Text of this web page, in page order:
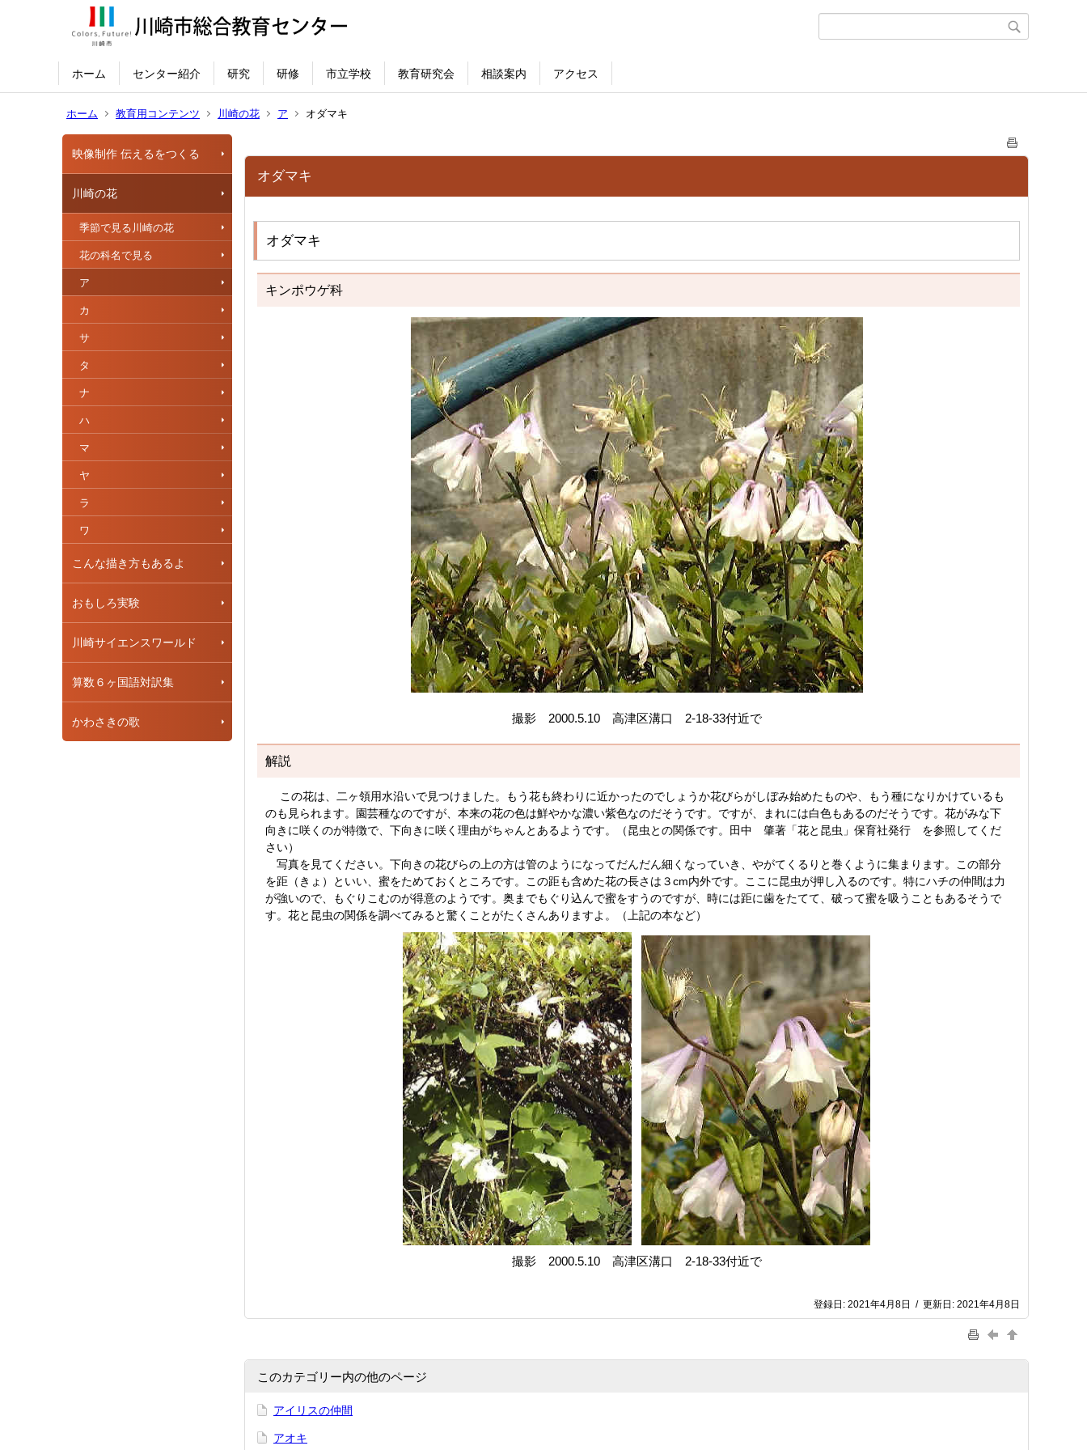
ホーム センター紹介 研究 研修 市立学校 教育研究会 相談案内 アクセス
ホーム 教育用コンテンツ 川崎の花 ア オダマキ
映像制作 伝えるをつくる
川崎の花
季節で見る川崎の花
花の科名で見る
ア
カ
サ
タ
ナ
ハ
マ
ヤ
ラ
ワ
こんな描き方もあるよ
おもしろ実験
川崎サイエンスワールド
算数６ヶ国語対訳集
かわさきの歌
オダマキ
オダマキ
キンポウゲ科
撮影 2000.5.10 高津区溝口 2-18-33付近で
解説
この花は、二ヶ領用水沿いで見つけました。もう花も終わりに近かったのでしょうか花びらがしぼみ始めたものや、もう種になりかけているも
のも見られます。園芸種なのですが、本来の花の色は鮮やかな濃い紫色なのだそうです。ですが、まれには白色もあるのだそうです。花がみな下
向きに咲くのが特徴で、下向きに咲く理由がちゃんとあるようです。（昆虫との関係です。田中 肇著「花と昆虫」保育社発行 を参照してくだ
さい）
写真を見てください。下向きの花びらの上の方は管のようになってだんだん細くなっていき、やがてくるりと巻くように集まります。この部分
を距（きょ）といい、蜜をためておくところです。この距も含めた花の長さは３cm内外です。ここに昆虫が押し入るのです。特にハチの仲間は力
が強いので、もぐりこむのが得意のようです。奥までもぐり込んで蜜をすうのですが、時には距に歯をたてて、破って蜜を吸うこともあるそうで
す。花と昆虫の関係を調べてみると驚くことがたくさんありますよ。（上記の本など）
撮影 2000.5.10 高津区溝口 2-18-33付近で
登録日: 2021年4月8日 / 更新日: 2021年4月8日
このカテゴリー内の他のページ
アイリスの仲間
アオキ